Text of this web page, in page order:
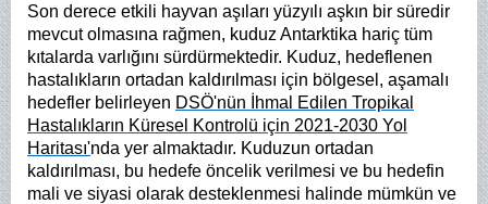
Son derece etkili hayvan aşıları yüzyılı aşkın bir süredir
mevcut olmasına rağmen, kuduz Antarktika hariç tüm
kıtalarda varlığını sürdürmektedir. Kuduz, hedeflenen
hastalıkların ortadan kaldırılması için bölgesel, aşamalı
hedefler belirleyen DSÖ'nün İhmal Edilen Tropikal
Hastalıkların Küresel Kontrolü için 2021-2030 Yol
Haritası'nda yer almaktadır. Kuduzun ortadan
kaldırılması, bu hedefe öncelik verilmesi ve bu hedefin
mali ve siyasi olarak desteklenmesi halinde mümkün ve